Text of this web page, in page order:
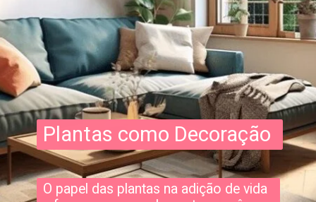
Plantas como Decoração
O papel das plantas na adição de vida